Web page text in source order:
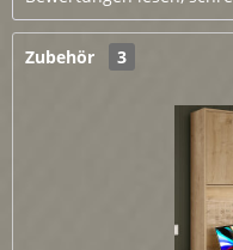
Zubehör 3